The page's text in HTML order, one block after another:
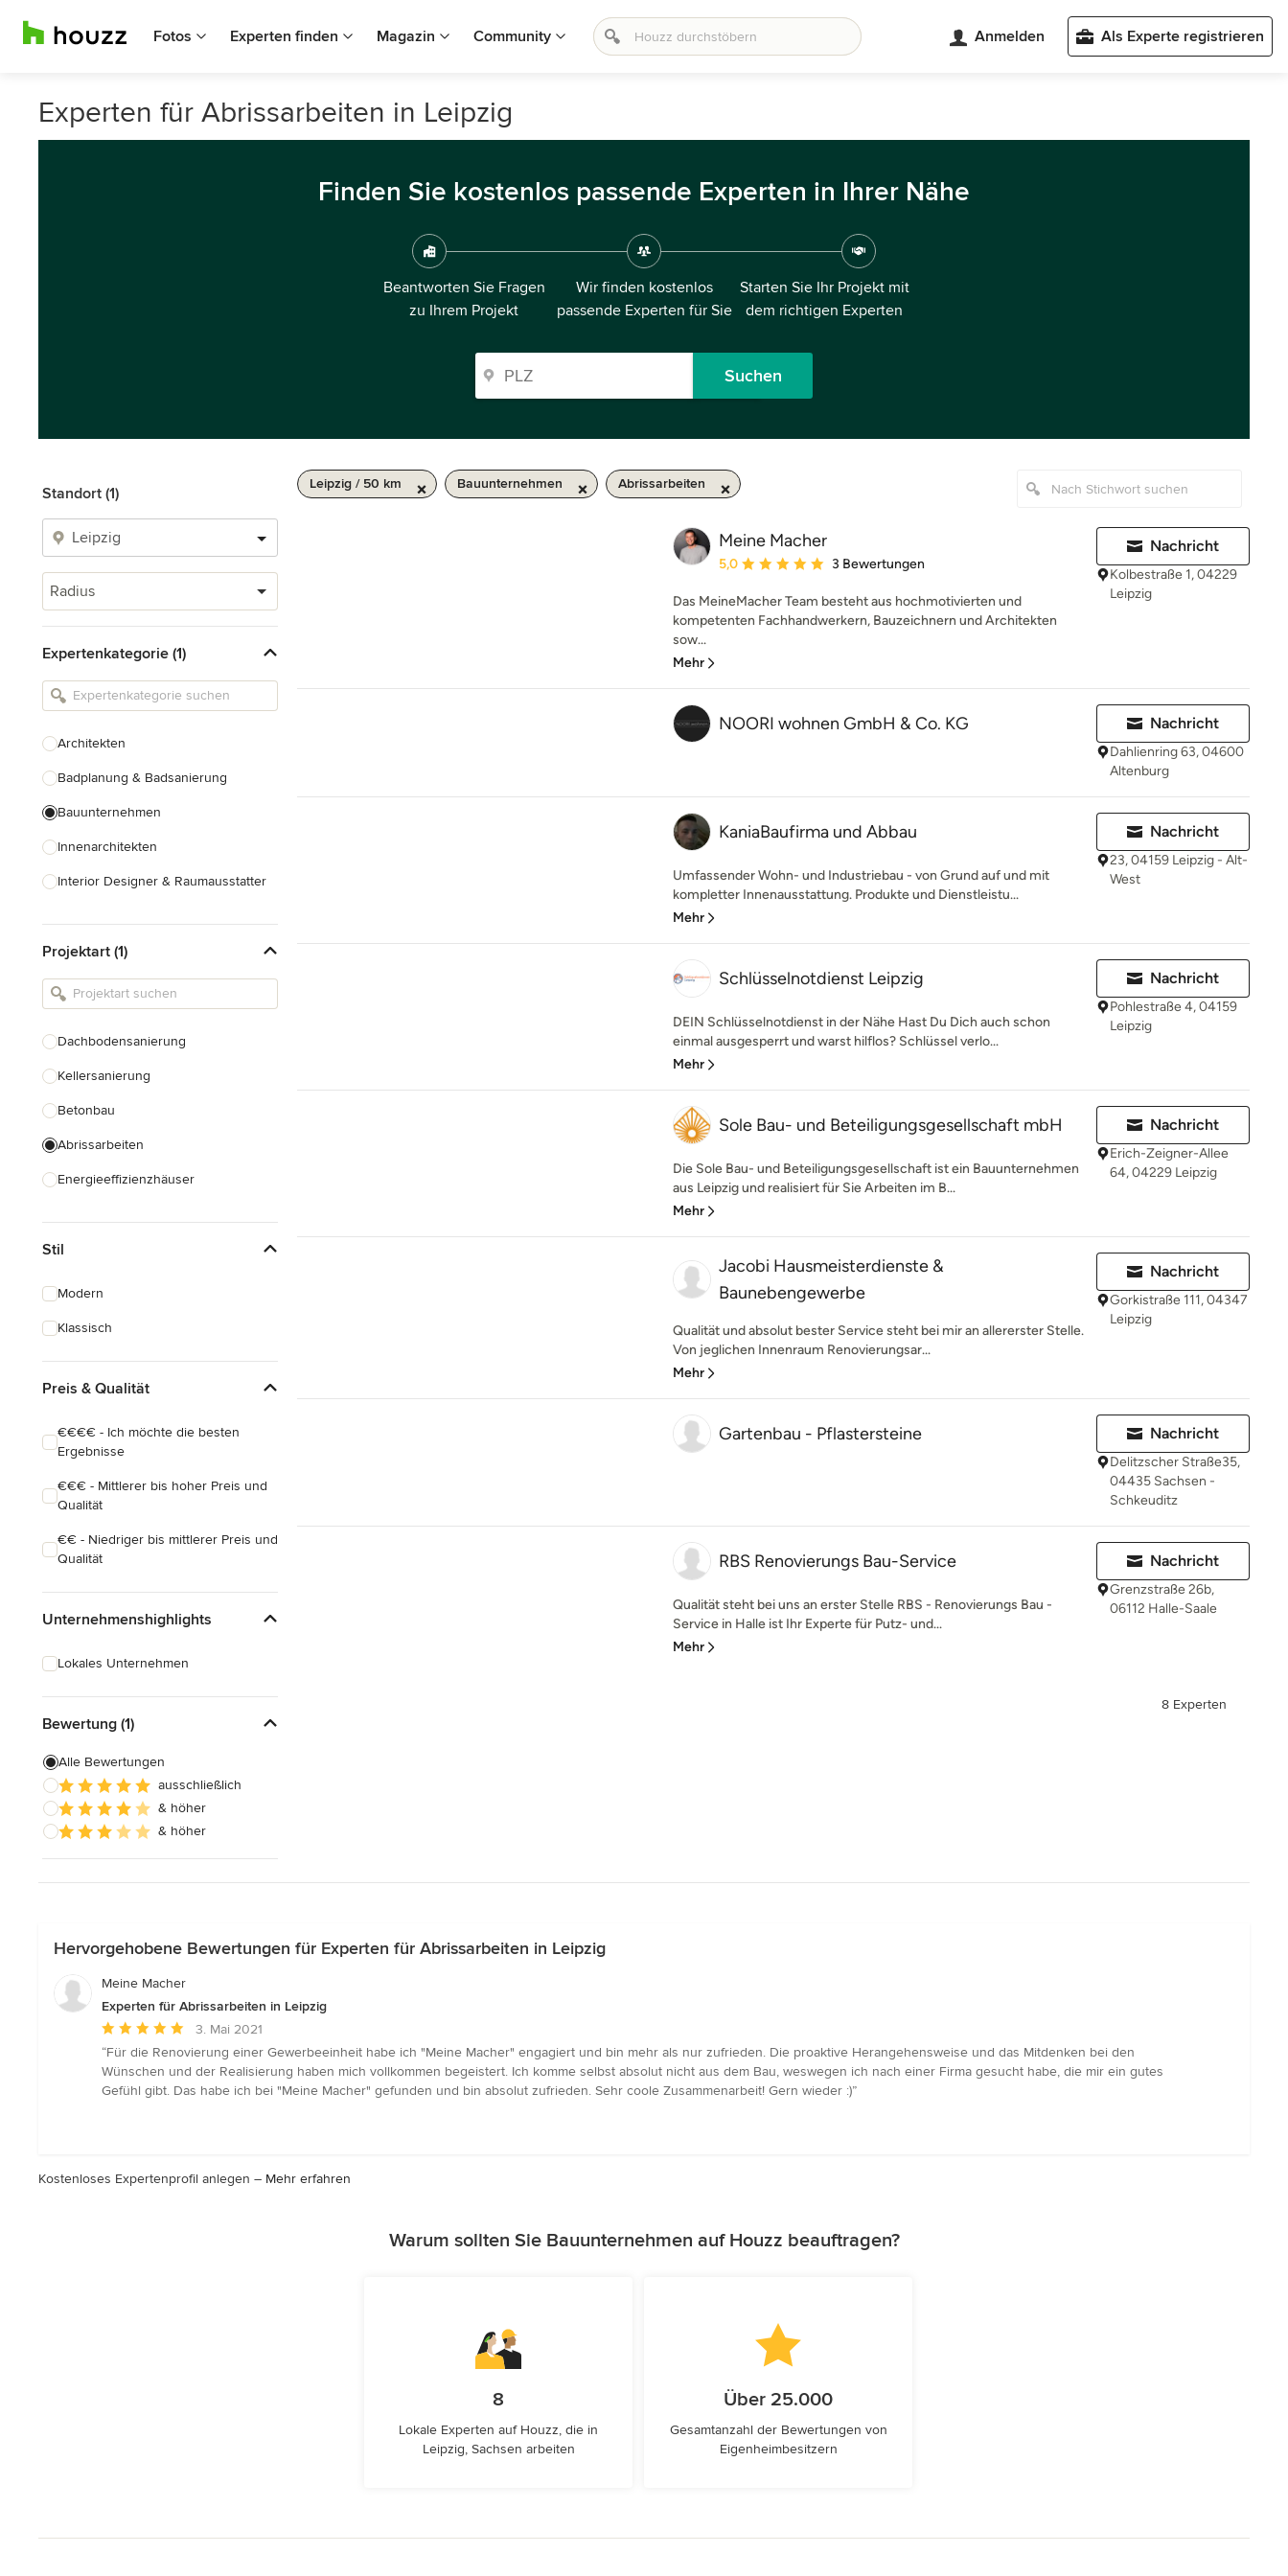
Fotos Experten finden Magazin Community Anmelden Als Experte registrieren
Experten für Abrissarbeiten in Leipzig
Finden Sie kostenlos passende Experten in Ihrer Nähe
Beantworten Sie Fragen
zu Ihrem Projekt
Wir finden kostenlos
passende Experten für Sie
Starten Sie Ihr Projekt mit
dem richtigen Experten
Suchen
Standort (1)
Radius
Expertenkategorie (1)
Architekten
Badplanung & Badsanierung
Bauunternehmen
Innenarchitekten
Interior Designer & Raumausstatter
Landschaftsarchitekten
Armaturen & Sanitärbedarf
Projektart (1)
Dachbodensanierung
Kellersanierung
Betonbau
Abrissarbeiten
Energieeffizienzhäuser
Garagenbau
Alle anzeigen
Stil
Modern
Klassisch
Preis & Qualität
€€€€ - Ich möchte die besten
Ergebnisse
€€€ - Mittlerer bis hoher Preis und
Qualität
€€ - Niedriger bis mittlerer Preis und
Qualität
Unternehmenshighlights
Lokales Unternehmen
Bewertung (1)
Alle Bewertungen
ausschließlich
& höher
& höher
Leipzig / 50 km Bauunternehmen Abrissarbeiten
Meine Macher
Durchschnittliche Bewertung: 5 von 5 Sternen
5,0 3 Bewertungen
Das MeineMacher Team besteht aus hochmotivierten und
kompetenten Fachhandwerkern, Bauzeichnern und Architekten
sow...
Mehr
Nachricht
Kolbestraße 1, 04229
Leipzig
NOORI wohnen GmbH & Co. KG Nachricht
Dahlienring 63, 04600
Altenburg
KaniaBaufirma und Abbau
Umfassender Wohn- und Industriebau - von Grund auf und mit
kompletter Innenausstattung. Produkte und Dienstleistu...
Mehr
Nachricht
23, 04159 Leipzig - Alt-
West
Schlüsselnotdienst Leipzig
DEIN Schlüsselnotdienst in der Nähe Hast Du Dich auch schon
einmal ausgesperrt und warst hilflos? Schlüssel verlo...
Mehr
Nachricht
Pohlestraße 4, 04159
Leipzig
Sole Bau- und Beteiligungsgesellschaft mbH
Die Sole Bau- und Beteiligungsgesellschaft ist ein Bauunternehmen
aus Leipzig und realisiert für Sie Arbeiten im B...
Mehr
Nachricht
Erich-Zeigner-Allee
64, 04229 Leipzig
Jacobi Hausmeisterdienste &
Baunebengewerbe
Qualität und absolut bester Service steht bei mir an allererster Stelle.
Von jeglichen Innenraum Renovierungsar...
Mehr
Nachricht
Gorkistraße 111, 04347
Leipzig
Gartenbau - Pflastersteine Nachricht
Delitzscher Straße35,
04435 Sachsen -
Schkeuditz
RBS Renovierungs Bau-Service
Qualität steht bei uns an erster Stelle RBS - Renovierungs Bau -
Service in Halle ist Ihr Experte für Putz- und...
Mehr
Nachricht
Grenzstraße 26b,
06112 Halle-Saale
8 Experten
Hervorgehobene Bewertungen für Experten für Abrissarbeiten in Leipzig
Meine Macher
Experten für Abrissarbeiten in Leipzig
Durchschnittliche
Bewertung:
5
von
3. Mai 2021
“Für die Renovierung einer Gewerbeeinheit habe ich "Meine Macher" engagiert und bin mehr als nur zufrieden. Die proaktive Herangehensweise und das Mitdenken bei den
Wünschen und der Realisierung haben mich vollkommen begeistert. Ich komme selbst absolut nicht aus dem Bau, weswegen ich nach einer Firma gesucht habe, die mir ein gutes
Gefühl gibt. Das habe ich bei "Meine Macher" gefunden und bin absolut zufrieden. Sehr coole Zusammenarbeit! Gern wieder :)”
Kostenloses Expertenprofil anlegen – Mehr erfahren
Warum sollten Sie Bauunternehmen auf Houzz beauftragen?
8
Lokale Experten auf Houzz, die in
Leipzig, Sachsen arbeiten
Über 25.000
Gesamtanzahl der Bewertungen von
Eigenheimbesitzern